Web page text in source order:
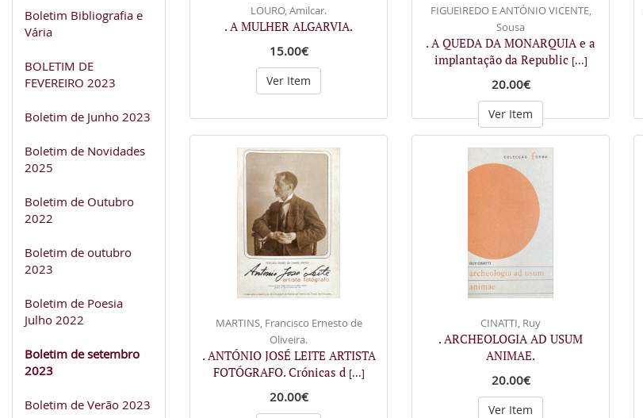
Boletim Bibliografia e
Vária
BOLETIM DE
FEVEREIRO 2023
Boletim de Junho 2023
Boletim de Novidades
2025
Boletim de Outubro
2022
Boletim de outubro
2023
Boletim de Poesia
Julho 2022
Boletim de setembro
2023
Boletim de Verão 2023
LOURO, Amilcar.
. A MULHER ALGARVIA.
15.00€
Ver Item
FIGUEIREDO E ANTÓNIO VICENTE,
Sousa
. A QUEDA DA MONARQUIA e a
implantação da Republic [...]
20.00€
Ver Item
MARTINS, Francisco Ernesto de
Oliveira.
. ANTÓNIO JOSÉ LEITE ARTISTA
FOTÓGRAFO. Crónicas d [...]
20.00€
CINATTI, Ruy
. ARCHEOLOGIA AD USUM
ANIMAE.
20.00€
Ver Item